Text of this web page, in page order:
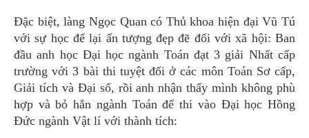
Đặc biệt, làng Ngọc Quan có Thủ khoa hiện đại Vũ Tú
với sự học để lại ấn tượng đẹp đẽ đối với xã hội: Ban
đầu anh học Đại học ngành Toán đạt 3 giải Nhất cấp
trường với 3 bài thi tuyệt đối ở các môn Toán Sơ cấp,
Giải tích và Đại số, rồi anh nhận thấy mình không phù
hợp và bỏ hẳn ngành Toán để thi vào Đại học Hồng
Đức ngành Vật lí với thành tích: